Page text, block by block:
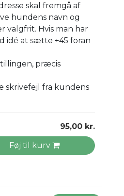
skal fremgå af
hundens navn og
valgfrit. Hvis man har
idé at sætte +45 foran
præcis
skrivefejl fra kundens
95,00 kr.
Føj til kurv